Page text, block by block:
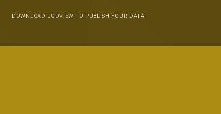
DOWNLOAD LODVIEW TO PUBLISH YOUR DATA